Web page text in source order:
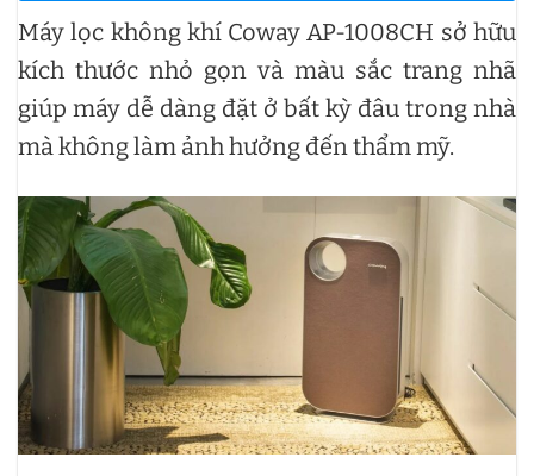
Máy lọc không khí Coway AP-1008CH sở hữu
kích thước nhỏ gọn và màu sắc trang nhã
giúp máy dễ dàng đặt ở bất kỳ đâu trong nhà
mà không làm ảnh hưởng đến thẩm mỹ.